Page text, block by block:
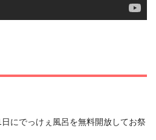
にでっけぇ風呂を無料開放してお祭